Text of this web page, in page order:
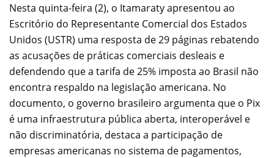
Nesta quinta-feira (2), o Itamaraty apresentou ao
Escritório do Representante Comercial dos Estados
Unidos (USTR) uma resposta de 29 páginas rebatendo
as acusações de práticas comerciais desleais e
defendendo que a tarifa de 25% imposta ao Brasil não
encontra respaldo na legislação americana. No
documento, o governo brasileiro argumenta que o Pix
é uma infraestrutura pública aberta, interoperável e
não discriminatória, destaca a participação de
empresas americanas no sistema de pagamentos,